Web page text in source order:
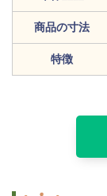
商品の寸法
特徴